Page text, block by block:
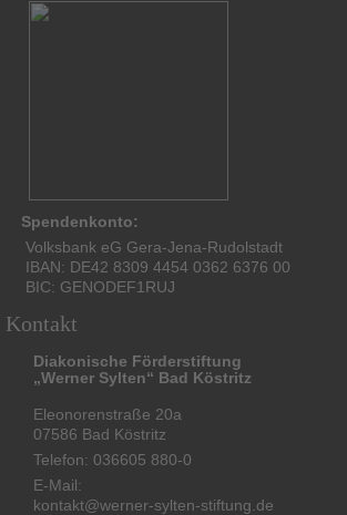
Spendenkonto:
Volksbank eG Gera-Jena-Rudolstadt
IBAN: DE42 8309 4454 0362 6376 00
BIC: GENODEF1RUJ
Kontakt
Diakonische Förderstiftung
„Werner Sylten“ Bad Köstritz
Eleonorenstraße 20a
07586 Bad Köstritz
Telefon: 036605 880-0
E-Mail:
kontakt@werner-sylten-stiftung.de